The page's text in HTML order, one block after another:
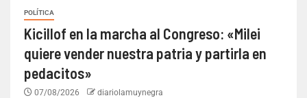
POLÍTICA
Kicillof en la marcha al Congreso: «Milei
quiere vender nuestra patria y partirla en
pedacitos»
07/08/2026 diariolamuynegra